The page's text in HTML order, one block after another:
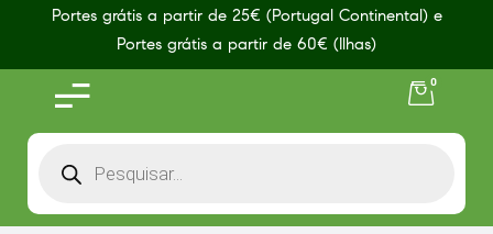
Portes grátis a partir de 25€ (Portugal Continental) e
Portes grátis a partir de 60€ (Ilhas)
0